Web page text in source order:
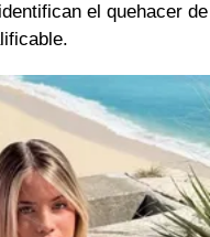
el quehacer